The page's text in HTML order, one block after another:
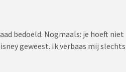
bedoeld. Nogmaals: je hoeft niet
geweest. Ik verbaas mij slechts